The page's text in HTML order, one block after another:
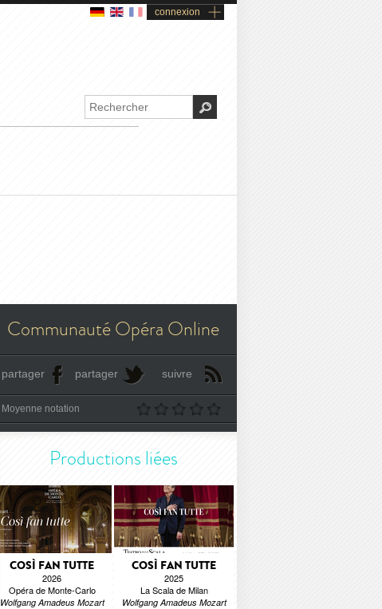
connexion
Communauté Opéra Online
partager partager suivre
Moyenne notation
Productions liées
COSÌ FAN TUTTE
2026
Opéra de Monte-Carlo
Wolfgang Amadeus Mozart
COSÌ FAN TUTTE
2025
La Scala de Milan
Wolfgang Amadeus Mozart